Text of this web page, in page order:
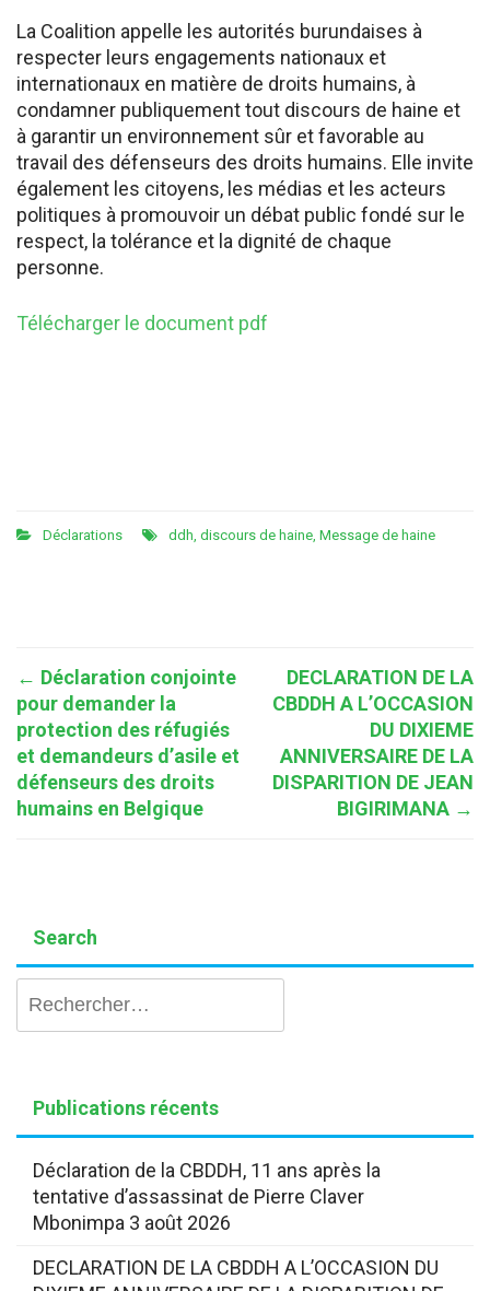
La Coalition appelle les autorités burundaises à
respecter leurs engagements nationaux et
internationaux en matière de droits humains, à
condamner publiquement tout discours de haine et
à garantir un environnement sûr et favorable au
travail des défenseurs des droits humains. Elle invite
également les citoyens, les médias et les acteurs
politiques à promouvoir un débat public fondé sur le
respect, la tolérance et la dignité de chaque
personne.
Télécharger le document pdf
Déclarations ddh discours de haine Message de haine
Post
navigation
← Déclaration conjointe
pour demander la
protection des réfugiés
et demandeurs d’asile et
défenseurs des droits
humains en Belgique
DECLARATION DE LA
CBDDH A L’OCCASION
DU DIXIEME
ANNIVERSAIRE DE LA
DISPARITION DE JEAN
BIGIRIMANA →
Search
Publications récents
Déclaration de la CBDDH, 11 ans après la
tentative d’assassinat de Pierre Claver
Mbonimpa 3 août 2026
DECLARATION DE LA CBDDH A L’OCCASION DU